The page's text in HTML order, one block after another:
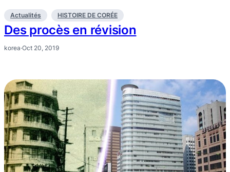
Actualités HISTOIRE DE CORÉE
Des procès en révision
korea·Oct 20, 2019